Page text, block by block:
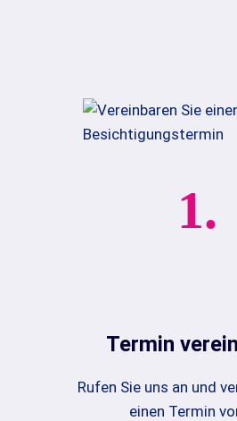
1.
Termin
Rufen Sie uns an und
einen Termin